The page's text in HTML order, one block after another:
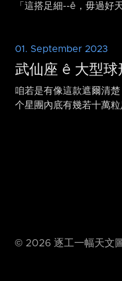
「這搭足細-⁠-ê，毋過好
01. September 2023
武仙座 ê 大型球
咱若是有像這款遮爾清
个星團內底有幾若十萬粒
© 2026 逐工一幅天文